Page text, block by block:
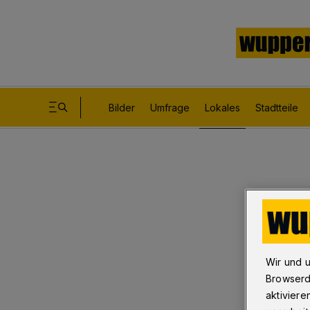
Bilder Umfrage Lokales Stadtteile
Wir und